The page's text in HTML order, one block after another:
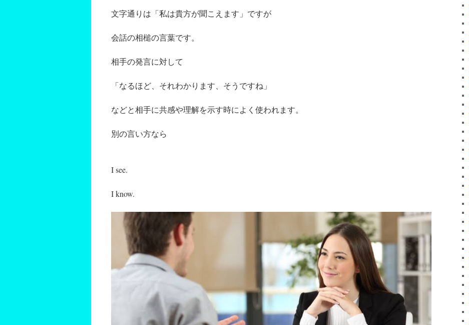
文字通りは「私は貴方が聞こえます」ですが
会話の相槌の言葉です。
相手の発言に対して
「なるほど、それわかります、そうですね」
などと相手に共感や理解を示す時によく使われます。
別の言い方なら
I see.
I know.